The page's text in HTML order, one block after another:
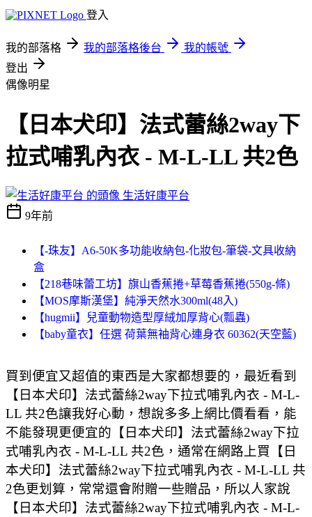
登入
我的部落格 我的部落格後台
我的帳號
登出
偶像明星
【日本犬印】法式蕾絲2way下
拉式哺乳內衣 - M-L-LL 共2色
生活好康平台
9年前
【-珠友】A6-50K多功能收納包-化妝包-筆袋-文具收納
盒
【218巷味蕾工坊】旗山香蕉捲+草莓香蕉捲(550g-條)
【MOS摩斯漢堡】純淨天然水300ml(48入)
【hugmii】兒童動物造型厚絨加厚背心(瓢蟲)
【baby童衣】任選 荷葉無袖背心連身衣 60362(天空藍)
買到便宜又超值的東西是大家都想要的，最近看到
【日本犬印】法式蕾絲2way下拉式哺乳內衣 - M-L-
LL 共2色讓我好心動，想說多多上網比價看看，能
不能發現更便宜的【日本犬印】法式蕾絲2way下拉
式哺乳內衣 - M-L-LL 共2色，通常在網路上買【日
本犬印】法式蕾絲2way下拉式哺乳內衣 - M-L-LL 共
2色更划算，常常還會附贈一些贈品，所以人家說
【日本犬印】法式蕾絲2way下拉式哺乳內衣 - M-L-